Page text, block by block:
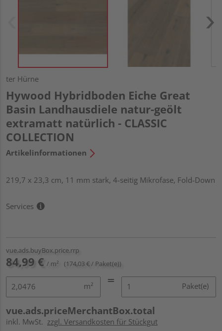
ter Hürne
Hywood Hybridboden Eiche Great
Basin Landhausdiele natur-geölt
extramatt natürlich - CLASSIC
COLLECTION
Artikelinformationen
219,7 x 23,3 cm, 11 mm stark, 4-seitig Mikrofase, Fold-Down
Services
vue.ads.buyBox.price.rrp
84,99 € / m² (174,03 € / Paket(e))
m² Paket(e)
vue.ads.priceMerchantBox.total
inkl. MwSt. zzgl. Versandkosten für Stückgut